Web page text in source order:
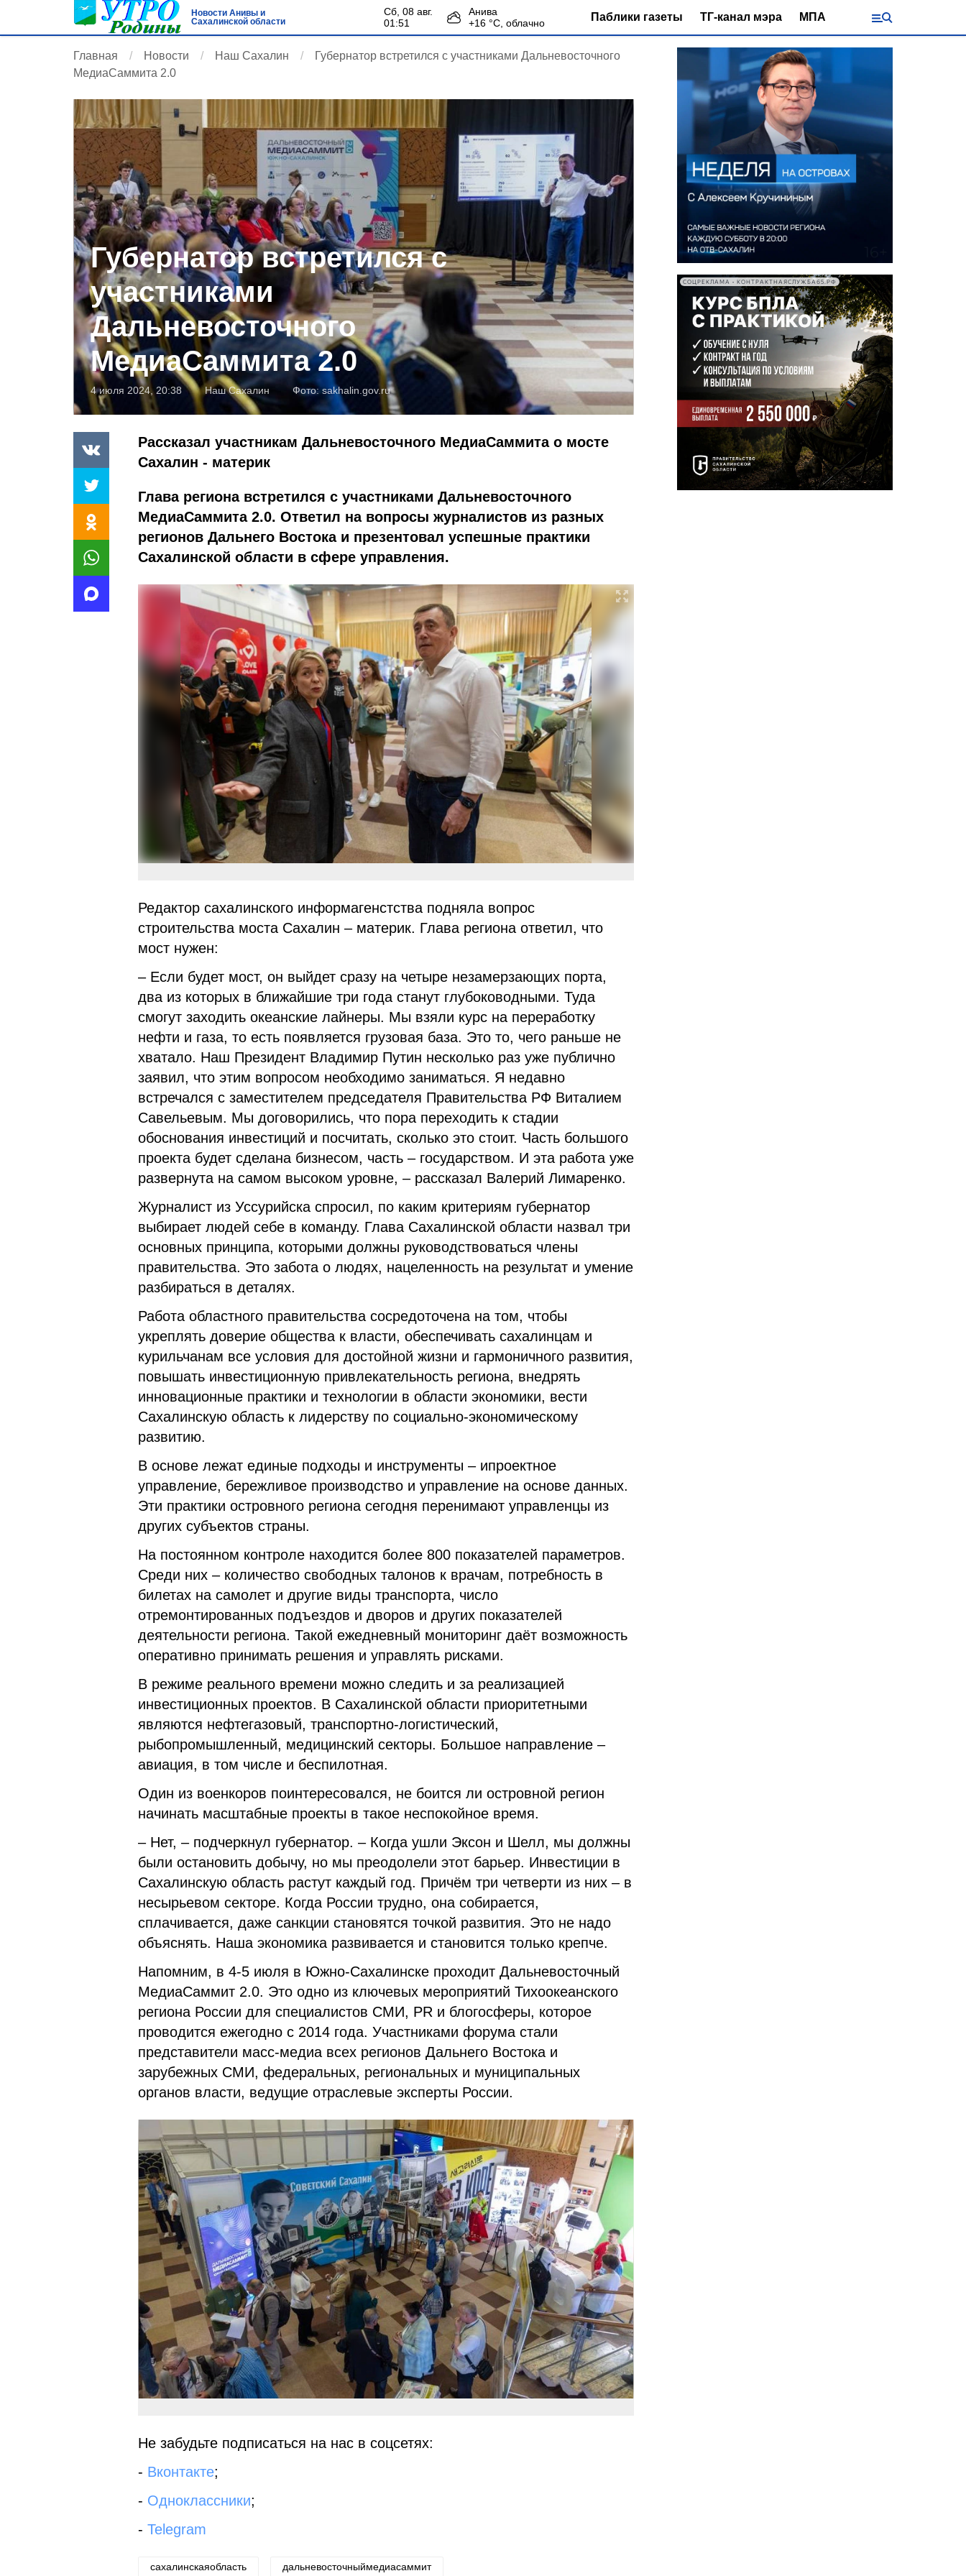
Новости Анивы и
Сахалинской области
сб, 08 авг.
01:51
Анива
+16 °С, облачно Паблики газеты ТГ-канал мэра МПА
Главная Новости Наш Сахалин
Губернатор встретился с участниками Дальневосточного
МедиаСаммита 2.0
Губернатор встретился с
участниками
Дальневосточного
МедиаСаммита 2.0
4 июля 2024, 20:38 Наш Сахалин Фото:sakhalin.gov.ru
Рассказал участникам Дальневосточного МедиаСаммита о мосте
Сахалин - материк
Глава региона встретился с участниками Дальневосточного
МедиаСаммита 2.0. Ответил на вопросы журналистов из разных
регионов Дальнего Востока и презентовал успешные практики
Сахалинской области в сфере управления.
Редактор сахалинского информагенстства подняла вопрос
строительства моста Сахалин – материк. Глава региона ответил, что
мост нужен:
– Если будет мост, он выйдет сразу на четыре незамерзающих порта,
два из которых в ближайшие три года станут глубоководными. Туда
смогут заходить океанские лайнеры. Мы взяли курс на переработку
нефти и газа, то есть появляется грузовая база. Это то, чего раньше не
хватало. Наш Президент Владимир Путин несколько раз уже публично
заявил, что этим вопросом необходимо заниматься. Я недавно
встречался с заместителем председателя Правительства РФ Виталием
Савельевым. Мы договорились, что пора переходить к стадии
обоснования инвестиций и посчитать, сколько это стоит. Часть большого
проекта будет сделана бизнесом, часть – государством. И эта работа уже
развернута на самом высоком уровне, – рассказал Валерий Лимаренко.
Журналист из Уссурийска спросил, по каким критериям губернатор
выбирает людей себе в команду. Глава Сахалинской области назвал три
основных принципа, которыми должны руководствоваться члены
правительства. Это забота о людях, нацеленность на результат и умение
разбираться в деталях.
Работа областного правительства сосредоточена на том, чтобы
укреплять доверие общества к власти, обеспечивать сахалинцам и
курильчанам все условия для достойной жизни и гармоничного развития,
повышать инвестиционную привлекательность региона, внедрять
инновационные практики и технологии в области экономики, вести
Сахалинскую область к лидерству по социально-экономическому
развитию.
В основе лежат единые подходы и инструменты – ипроектное
управление, бережливое производство и управление на основе данных.
Эти практики островного региона сегодня перенимают управленцы из
других субъектов страны.
На постоянном контроле находится более 800 показателей параметров.
Среди них – количество свободных талонов к врачам, потребность в
билетах на самолет и другие виды транспорта, число
отремонтированных подъездов и дворов и других показателей
деятельности региона. Такой ежедневный мониторинг даёт возможность
оперативно принимать решения и управлять рисками.
В режиме реального времени можно следить и за реализацией
инвестиционных проектов. В Сахалинской области приоритетными
являются нефтегазовый, транспортно-логистический,
рыбопромышленный, медицинский секторы. Большое направление –
авиация, в том числе и беспилотная.
Один из военкоров поинтересовался, не боится ли островной регион
начинать масштабные проекты в такое неспокойное время.
– Нет, – подчеркнул губернатор. – Когда ушли Эксон и Шелл, мы должны
были остановить добычу, но мы преодолели этот барьер. Инвестиции в
Сахалинскую область растут каждый год. Причём три четверти из них – в
несырьевом секторе. Когда России трудно, она собирается,
сплачивается, даже санкции становятся точкой развития. Это не надо
объяснять. Наша экономика развивается и становится только крепче.
Напомним, в 4-5 июля в Южно-Сахалинске проходит Дальневосточный
МедиаСаммит 2.0. Это одно из ключевых мероприятий Тихоокеанского
региона России для специалистов СМИ, PR и блогосферы, которое
проводится ежегодно с 2014 года. Участниками форума стали
представители масс-медиа всех регионов Дальнего Востока и
зарубежных СМИ, федеральных, региональных и муниципальных
органов власти, ведущие отраслевые эксперты России.
Не забудьте подписаться на нас в соцсетях:
- Вконтакте;
- Одноклассники;
- Telegram
сахалинскаяобласть дальневосточныймедиасаммит
СОЦРЕКЛАМА • КОНТРАКТНАЯСЛУЖБА65.РФ